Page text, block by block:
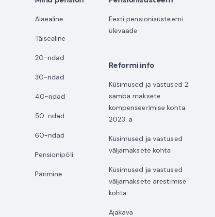
Alaealine
Täisealine
20-ndad
30-ndad
40-ndad
50-ndad
60-ndad
Pensionipõli
Pärimine
Eesti pensionisüsteemi
ülevaade
Reformi info
Küsimused ja vastused 2.
samba maksete
kompenseerimise kohta
2023. a
Küsimused ja vastused
väljamaksete kohta
Küsimused ja vastused
väljamaksete arestimise
kohta
Ajakava